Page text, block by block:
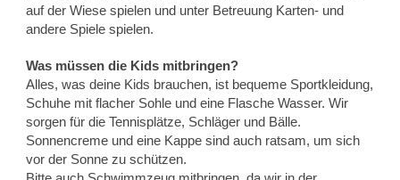
auf der Wiese spielen und unter Betreuung Karten- und
andere Spiele spielen.
Was müssen die Kids mitbringen?
Alles, was deine Kids brauchen, ist bequeme Sportkleidung,
Schuhe mit flacher Sohle und eine Flasche Wasser. Wir
sorgen für die Tennisplätze, Schläger und Bälle.
Sonnencreme und eine Kappe sind auch ratsam, um sich
vor der Sonne zu schützen.